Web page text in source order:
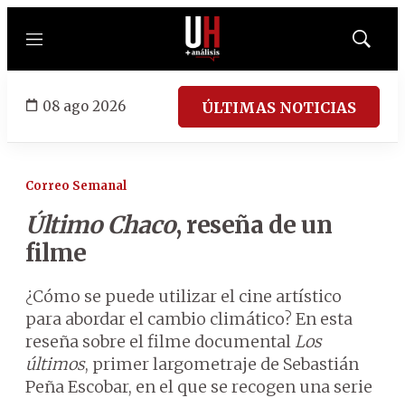
Menú
Mostrar
08 ago 2026 ÚLTIMAS NOTICIAS
Correo Semanal
Último Chaco, reseña de un
filme
¿Cómo se puede utilizar el cine artístico
para abordar el cambio climático? En esta
reseña sobre el filme documentalLos
últimos, primer largometraje de Sebastián
Peña Escobar, en el que se recogen una serie